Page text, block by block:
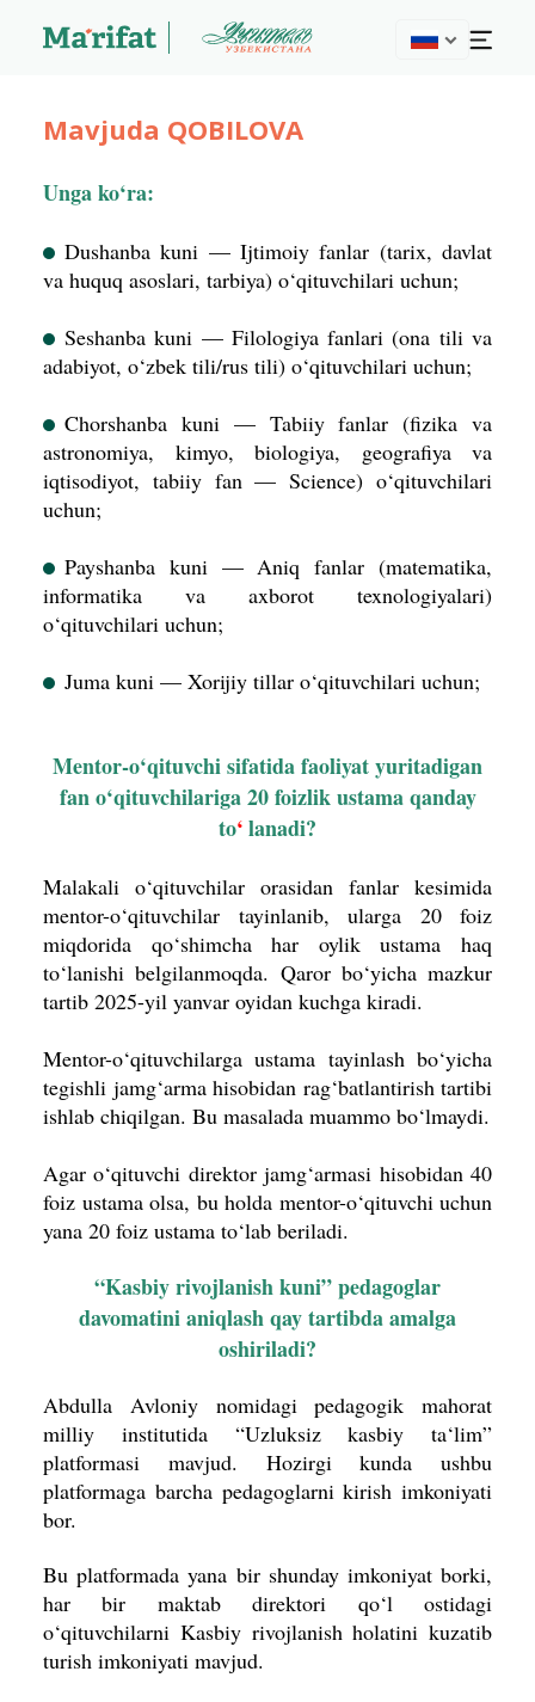
Mavjuda QOBILOVA
Unga ko‘ra:
Dushanba kuni — Ijtimoiy fanlar (tarix, davlat
va huquq asoslari, tarbiya) o‘qituvchilari uchun;
Seshanba kuni — Filologiya fanlari (ona tili va
adabiyot, o‘zbek tili/rus tili) o‘qituvchilari uchun;
Chorshanba kuni — Tabiiy fanlar (fizika va
astronomiya, kimyo, biologiya, geografiya va
iqtisodiyot, tabiiy fan — Science) o‘qituvchilari
uchun;
Payshanba kuni — Aniq fanlar (matematika,
informatika va axborot texnologiyalari)
o‘qituvchilari uchun;
Juma kuni — Xorijiy tillar o‘qituvchilari uchun;
Mentor-o‘qituvchi sifatida faoliyat yuritadigan
fan o‘qituvchilariga 20 foizlik ustama qanday
to‘lanadi?
Malakali o‘qituvchilar orasidan fanlar kesimida
mentor-o‘qituvchilar tayinlanib, ularga 20 foiz
miqdorida qo‘shimcha har oylik ustama haq
to‘lanishi belgilanmoqda. Qaror bo‘yicha mazkur
tartib 2025-yil yanvar oyidan kuchga kiradi.
Mentor-o‘qituvchilarga ustama tayinlash bo‘yicha
tegishli jamg‘arma hisobidan rag‘batlantirish tartibi
ishlab chiqilgan. Bu masalada muammo bo‘lmaydi.
Agar o‘qituvchi direktor jamg‘armasi hisobidan 40
foiz ustama olsa, bu holda mentor-o‘qituvchi uchun
yana 20 foiz ustama to‘lab beriladi.
“Kasbiy rivojlanish kuni” pedagoglar
davomatini aniqlash qay tartibda amalga
oshiriladi?
Abdulla Avloniy nomidagi pedagogik mahorat
milliy institutida “Uzluksiz kasbiy ta‘lim”
platformasi mavjud. Hozirgi kunda ushbu
platformaga barcha pedagoglarni kirish imkoniyati
bor.
Bu platformada yana bir shunday imkoniyat borki,
har bir maktab direktori qo‘l ostidagi
o‘qituvchilarni Kasbiy rivojlanish holatini kuzatib
turish imkoniyati mavjud.